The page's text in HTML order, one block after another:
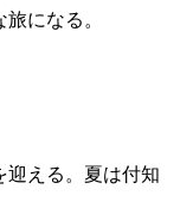
になる。
迎える。夏は付知